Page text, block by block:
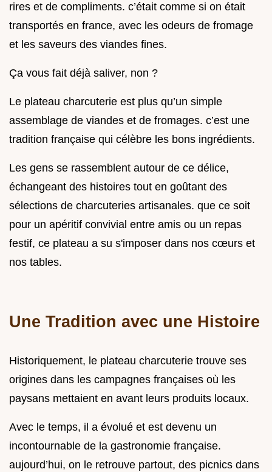
rires et de compliments. c’était comme si on était
transportés en france, avec les odeurs de fromage
et les saveurs des viandes fines.
Ça vous fait déjà saliver, non ?
Le plateau charcuterie est plus qu’un simple
assemblage de viandes et de fromages. c’est une
tradition française qui célèbre les bons ingrédients.
Les gens se rassemblent autour de ce délice,
échangeant des histoires tout en goûtant des
sélections de charcuteries artisanales. que ce soit
pour un apéritif convivial entre amis ou un repas
festif, ce plateau a su s'imposer dans nos cœurs et
nos tables.
Une Tradition avec une Histoire
Historiquement, le plateau charcuterie trouve ses
origines dans les campagnes françaises où les
paysans mettaient en avant leurs produits locaux.
Avec le temps, il a évolué et est devenu un
incontournable de la gastronomie française.
aujourd’hui, on le retrouve partout, des picnics dans